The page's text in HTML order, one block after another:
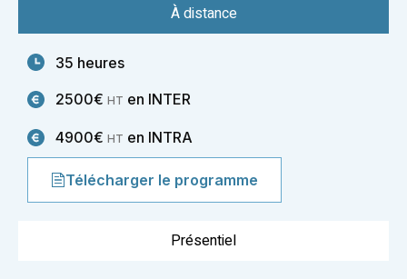
À distance
Présentiel
35 heures
2500€ HT en INTER
4900€ HT en INTRA
Télécharger le programme